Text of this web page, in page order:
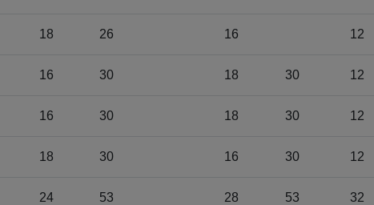
18 26 16 12
16 30 18 30 12
16 30 18 30 12
18 30 16 30 12
24 53 28 53 32